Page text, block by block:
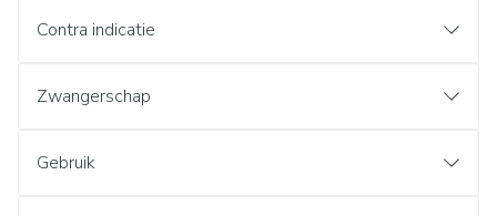
Contra indicatie
Zwangerschap
Gebruik